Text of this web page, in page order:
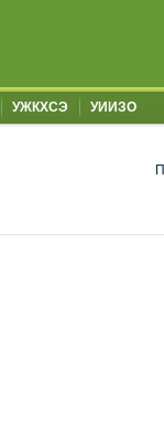
УЖКХСЭ УИИЗО